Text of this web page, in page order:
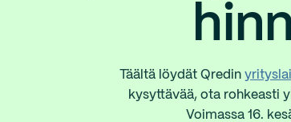
Täältä löydät Qredin
kysyttävää, ota rohkeasti
Voimassa 16.